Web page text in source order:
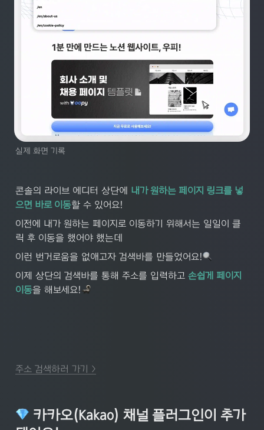
실제 화면 기록
콘솔의 라이브 에디터 상단에 내가 원하는 페이지 링크를 넣
으면 바로 이동할 수 있어요!
이전에 내가 원하는 페이지로 이동하기 위해서는 일일이 클
릭 후 이동을 했어야 했는데
이런 번거로움을 없애고자 검색바를 만들었어요!
이제 상단의 검색바를 통해 주소를 입력하고 손쉽게 페이지
이동을 해보세요!
주소 검색하러 가기 >
카카오(Kakao) 채널 플러그인이 추가